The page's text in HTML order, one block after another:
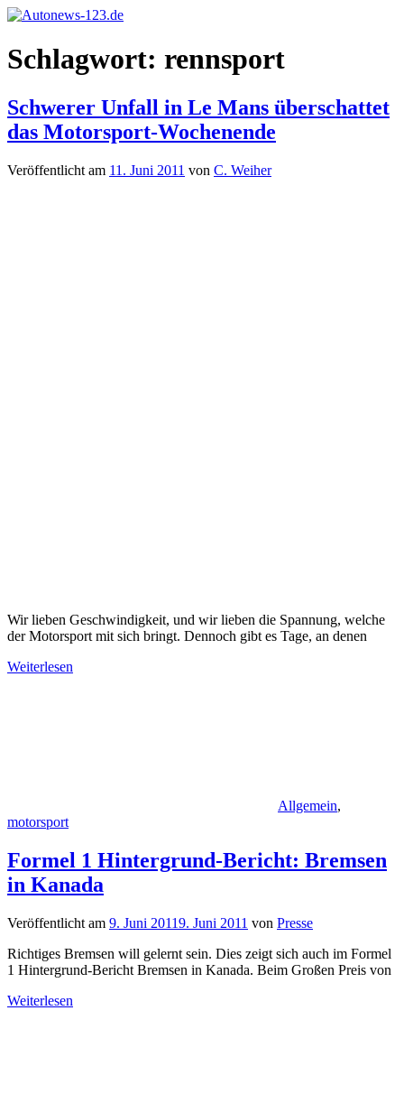
Zum
springen
Autonews-
123.de
Autonews
mit
Schlagwort: rennsport
Schwerer Unfall in Le Mans überschattet
das Motorsport-Wochenende
Veröffentlicht am 11. Juni 2011 von C. Weiher
Wir lieben Geschwindigkeit, und wir lieben die Spannung, welche
der Motorsport mit sich bringt. Dennoch gibt es Tage, an denen
Weiterlesen
Allgemein,
motorsport
Formel 1 Hintergrund-Bericht: Bremsen
in Kanada
Veröffentlicht am 9. Juni 20119. Juni 2011 von Presse
Richtiges Bremsen will gelernt sein. Dies zeigt sich auch im Formel
1 Hintergrund-Bericht Bremsen in Kanada. Beim Großen Preis von
Weiterlesen